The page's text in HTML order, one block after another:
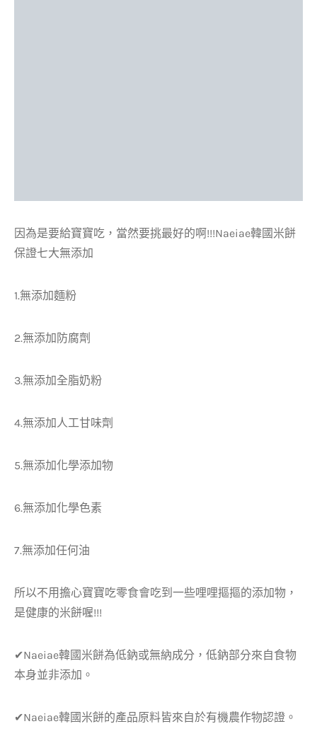
因為是要給寶寶吃，當然要挑最好的啊!!!Naeiae韓國米餅
保證七大無添加
1.無添加麵粉
2.無添加防腐劑
3.無添加全脂奶粉
4.無添加人工甘味劑
5.無添加化學添加物
6.無添加化學色素
7.無添加任何油
所以不用擔心寶寶吃零食會吃到一些哩哩摳摳的添加物，
是健康的米餅喔!!!
✔Naeiae韓國米餅為低鈉或無納成分，低鈉部分來自食物
本身並非添加。
✔Naeiae韓國米餅的產品原料皆來自於有機農作物認證。